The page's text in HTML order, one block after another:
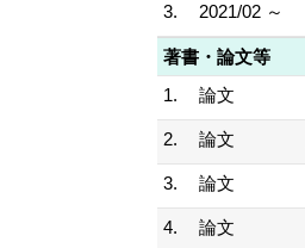
3. 2021/02 ～
著書・論文等
1.
論文
2. 論文
3. 論文
4. 論文